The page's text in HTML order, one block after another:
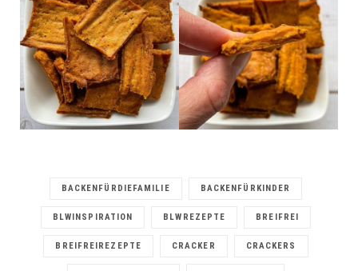
BACKENFÜRDIEFAMILIE BACKENFÜRKINDER
BLWINSPIRATION BLWREZEPTE BREIFREI
BREIFREIREZEPTE CRACKER CRACKERS